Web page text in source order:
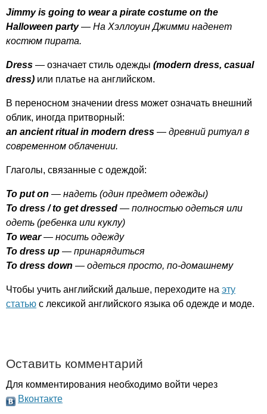
Jimmy is going to wear a pirate costume on the
Halloween party— На Хэллоуин Джимми наденет
костюм пирата.
Dress — означает стиль одежды (modern dress, casual
dress) или платье на английском.
В переносном значении dress может означать внешний
облик, иногда притворный:
an ancient ritual in modern dress — древний ритуал в
современном облачении.
Глаголы, связанные с одеждой:
To put on — надеть (один предмет одежды)
To dress /to get dressed — полностью одеться или
одеть (ребенка или куклу)
To wear — носить одежду
To dress up — принарядиться
To dress down — одеться просто, по-домашнему
Чтобы учить английский дальше, переходите на эту
статью с лексикой английского языка об одежде и моде.
Оставить комментарий
Для комментирования необходимо войти через
Вконтакте